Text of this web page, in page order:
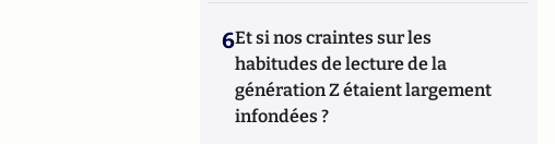
6Et si nos craintes sur les
habitudes de lecture de la
génération Z étaient largement
infondées ?